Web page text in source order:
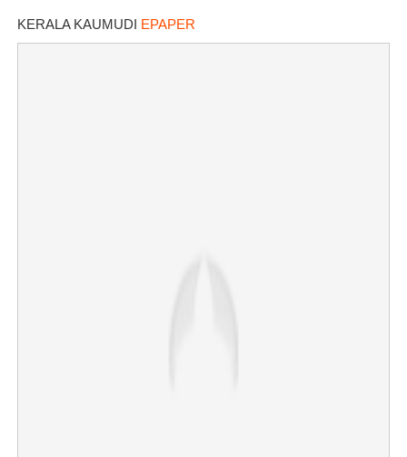
നെടുമ്പാശേരിയിൽ മലയാളി
KERALA KAUMUDI EPAPER